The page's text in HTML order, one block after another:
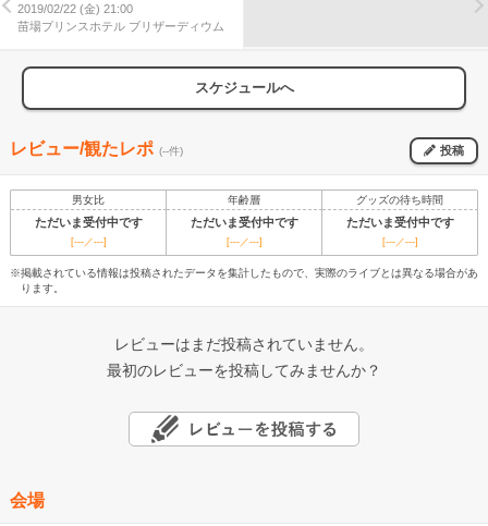
2019/02/22 (金) 21:00
苗場プリンスホテル ブリザーディウム
スケジュールへ
レビュー/観たレポ (--件) 投稿
男女比 年齢層 グッズの待ち時間
ただいま受付中です ただいま受付中です ただいま受付中です
[---／---] [---／---] [---／---]
※掲載されている情報は投稿されたデータを集計したもので、実際のライブとは異なる場合があ
ります。
レビューはまだ投稿されていません。
最初のレビューを投稿してみませんか？
会場